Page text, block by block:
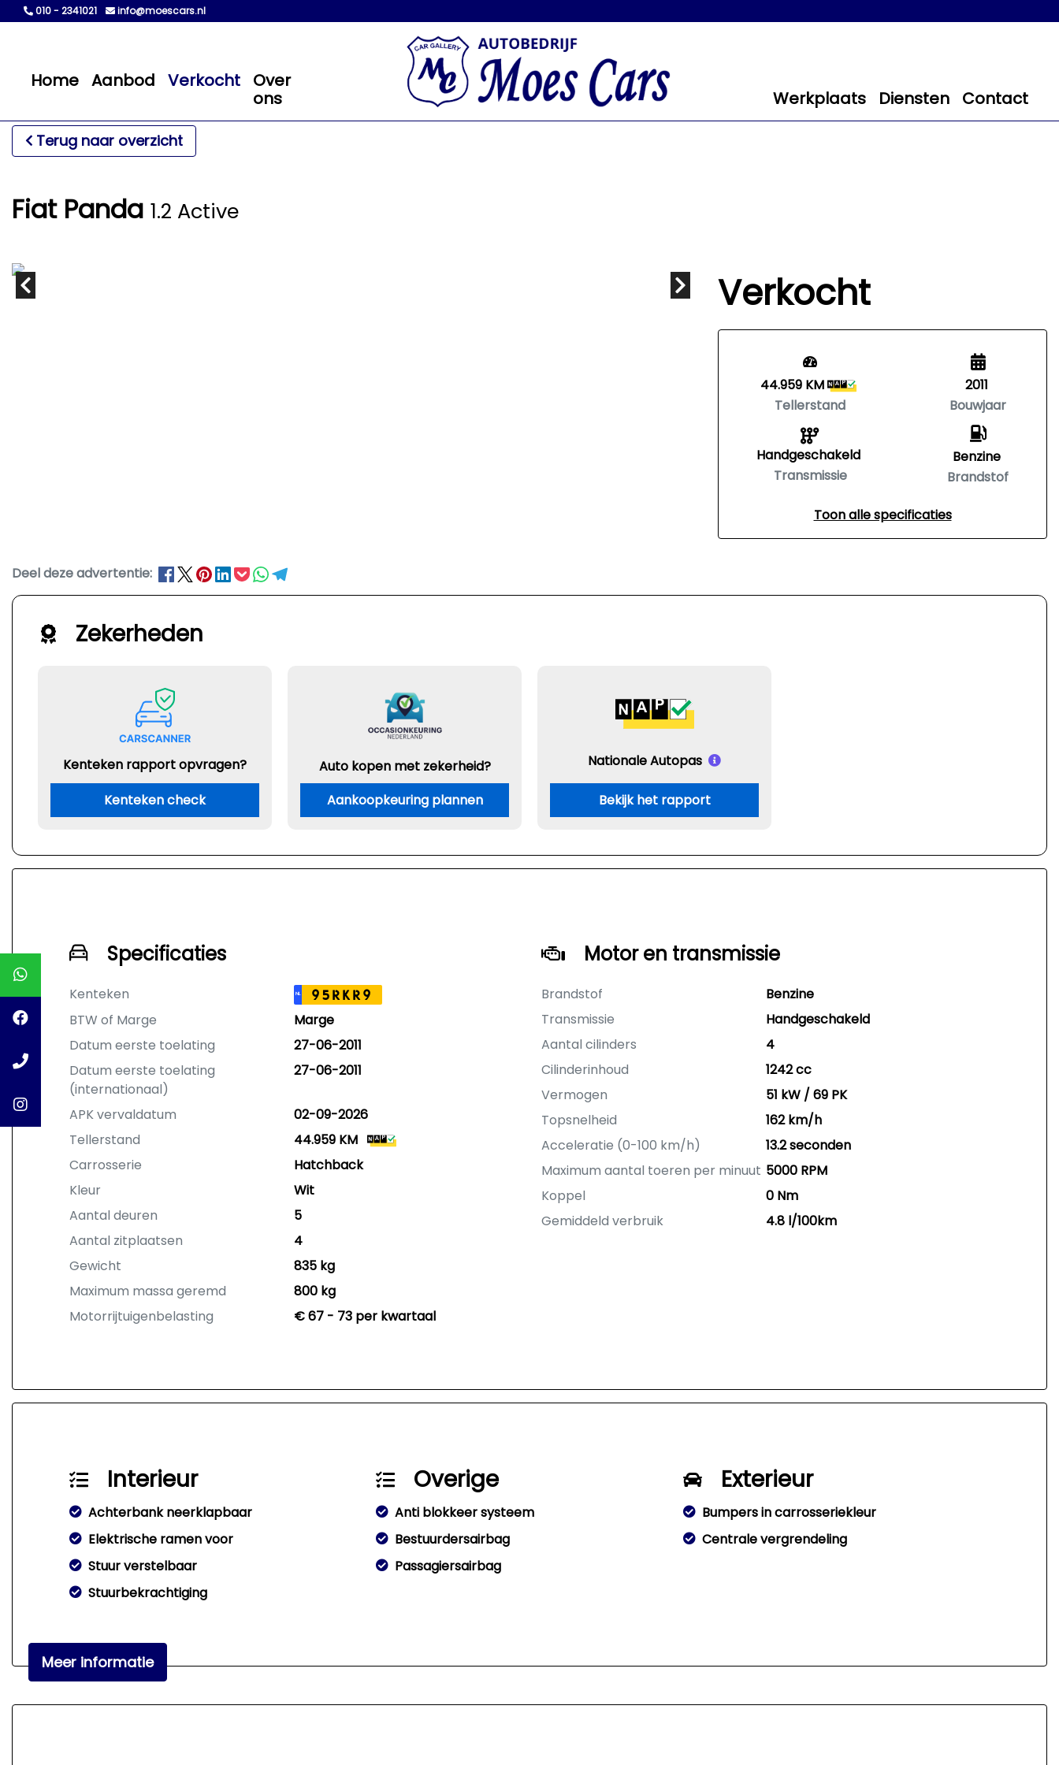
010 - 2341021 info@moescars.nl
Home Aanbod Verkocht
Over
ons
Werkplaats Diensten Contact
Terug naar overzicht
Fiat Panda 1.2 Active
Verkocht
44.959 KM
Tellerstand
Handgeschakeld
Transmissie
2011
Bouwjaar
Benzine
Brandstof
Toon alle specificaties
Deel deze advertentie:
Zekerheden
Kenteken rapport opvragen?
Kenteken check
Auto kopen met zekerheid?
Aankoopkeuring plannen
Nationale Autopas
Bekijk het rapport
Specificaties
Kenteken NL 95RKR9
BTW of Marge
Marge
Datum eerste toelating
27-06-2011
Datum eerste toelating
(internationaal)
27-06-2011
APK vervaldatum
02-09-2026
Tellerstand
44.959 KM
Carrosserie
Hatchback
Kleur
Wit
Aantal deuren
5
Aantal zitplaatsen
4
Gewicht
835 kg
Maximum massa geremd
800 kg
Motorrijtuigenbelasting
€ 67 - 73 per kwartaal
Motor en transmissie
Brandstof
Benzine
Transmissie
Handgeschakeld
Aantal cilinders
4
Cilinderinhoud
1242 cc
Vermogen
51 kW / 69 PK
Topsnelheid
162 km/h
Acceleratie (0-100 km/h)
13.2 seconden
Maximum aantal toeren per minuut 5000 RPM
Koppel
0 Nm
Gemiddeld verbruik
4.8 l/100km
Interieur
Achterbank neerklapbaar
Elektrische ramen voor
Stuur verstelbaar
Stuurbekrachtiging
Overige
Anti blokkeer systeem
Bestuurdersairbag
Passagiersairbag
Exterieur
Bumpers in carrosseriekleur
Centrale vergrendeling
Meer informatie